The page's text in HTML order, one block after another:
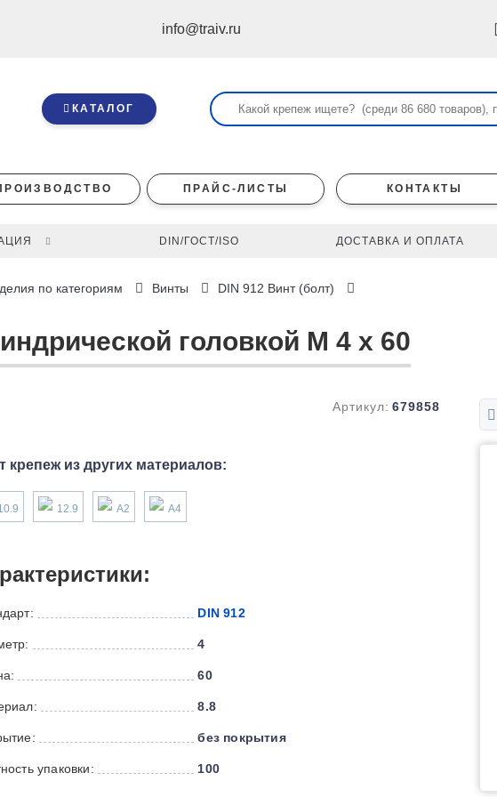
info@traiv.ru
КАТАЛОГ
ПРАЙС-ЛИСТЫ КОНТАКТЫ
DIN/ГОСТ/ISO ДОСТАВКА И ОПЛАТА
по категориям Винты DIN 912 Винт (болт)
головкой M 4 x 60
Артикул: 679858
крепеж из других материалов:
12.9 А2 А4
DIN 912
4
60
8.8
без покрытия
упаковки: 100